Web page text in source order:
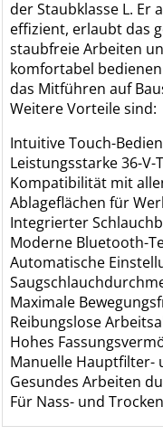
der Staubklasse L.
effizient, erlaubt das
staubfreie Arbeiten
komfortabel
das Mitführen auf
Weitere Vorteile sind:
Intuitive Touch-
Leistungsstarke 36-V-
Kompatibilität mit
Ablageflächen für
Integrierter
Moderne Bluetooth-
Automatische
Maximale
Reibungslose
Hohes
Manuelle Hauptfilter-
Gesundes Arbeiten
Für Nass- und